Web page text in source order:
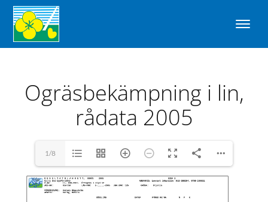
Ogräsbekämpning i lin,
rådata 2005
1/8